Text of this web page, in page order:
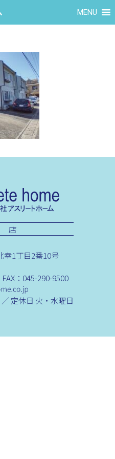
MENU
店
幸1丁目2番10号
：045-290-9500
定休日 火・水曜日